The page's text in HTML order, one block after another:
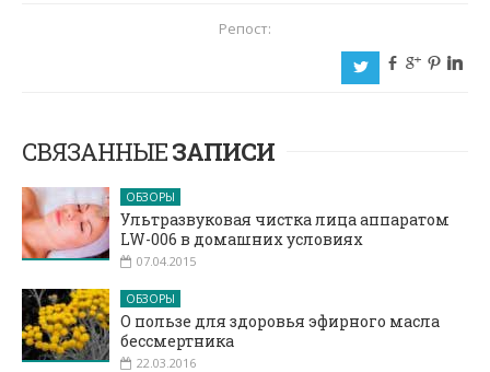
Репост:
a b c d j
СВЯЗАННЫЕЗАПИСИ
ОБЗОРЫ
Ультразвуковая чистка лица аппаратом
LW-006 в домашних условиях
07.04.2015
ОБЗОРЫ
О пользе для здоровья эфирного масла
бессмертника
22.03.2016